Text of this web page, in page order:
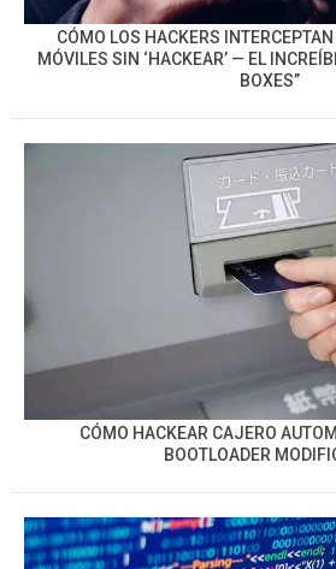
CÓMO LOS HACKERS
MÓVILES SIN ‘HACKEAR’ — EL
BOXES”
CÓMO HACKEAR CAJERO
BOOTLOADER